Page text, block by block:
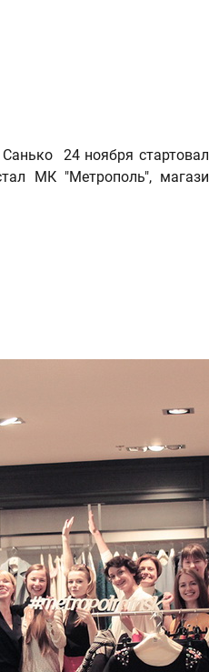
24 ноября
МК "Метрополь",